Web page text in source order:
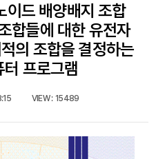
드 배양배지 조합
합들에 대한 유전자
의 조합을 결정하는
터 프로그램
VIEW : 15489